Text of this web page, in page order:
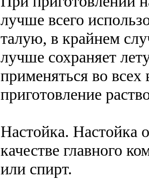
лучше всего
талую, в крайнем
лучше сохраняет
применяться во
приготовление
Настойка. Настойка
качестве главного
или спирт.